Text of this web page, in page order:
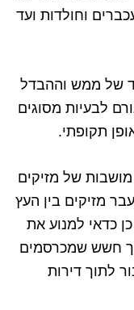
וחולדות ועד
של ממש וההבדל
לבעיות מסוגים
תקופתי.
של מזיקים
מזיקים בין העץ
כדאי למנוע את
חשש שמכרסמים
לתוך דירות